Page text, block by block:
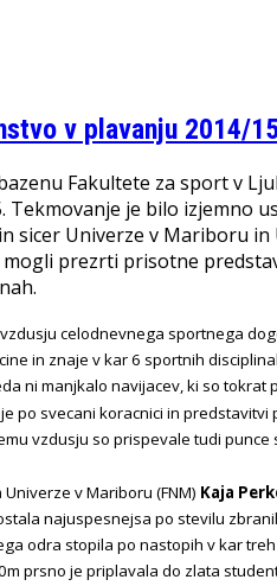
v plavanju 2014/
Fakultete za sport v
Tekmovanje je bilo izjemno
sicer Univerze v Mariboru
prezrti prisotne
celodnevnega sportnega
in znaje v kar 6 sportnih
ni manjkalo navijacev, ki so
po svecani koracnici in
vzdusju so prispevale tudi
v Mariboru (FNM) Kaja
najuspesnejsa po stevilu
odra stopila po nastopih v kar
prsno je priplavala do zlata